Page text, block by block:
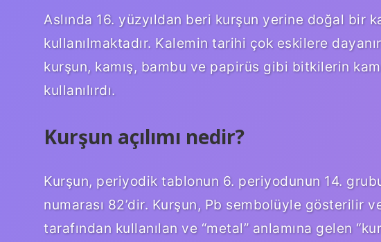
Aslında 16. yüzyıldan beri kurşun yerine doğal bir
kullanılmaktadır. Kalemin tarihi çok eskilere
kurşun, kamış, bambu ve papirüs gibi bitkilerin
kullanılırdı.
Kurşun açılımı nedir?
Kurşun, periyodik tablonun 6. periyodunun 14.
numarası 82’dir. Kurşun, Pb sembolüyle gösterilir
tarafından kullanılan ve “metal” anlamına gelen